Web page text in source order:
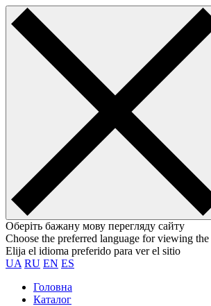
Оберіть бажану мову перегляду сайту
Choose the preferred language for viewing the
Elija el idioma preferido para ver el sitio
UA RU EN ES
Головна
Каталог